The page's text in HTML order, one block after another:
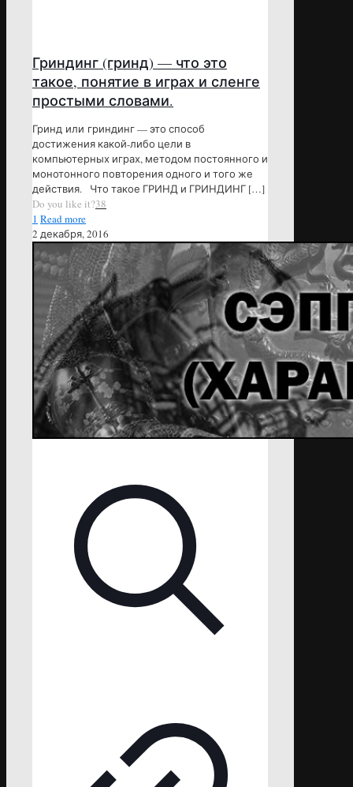
Гриндинг (гринд) — что это
такое, понятие в играх и сленге
простыми словами.
Гринд или гриндинг — это способ
достижения какой-либо цели в
компьютерных играх, методом постоянного и
монотонного повторения одного и того же
действия. Что такое ГРИНД и ГРИНДИНГ […]
Do you like it?38
1 Read more
2 декабря, 2016